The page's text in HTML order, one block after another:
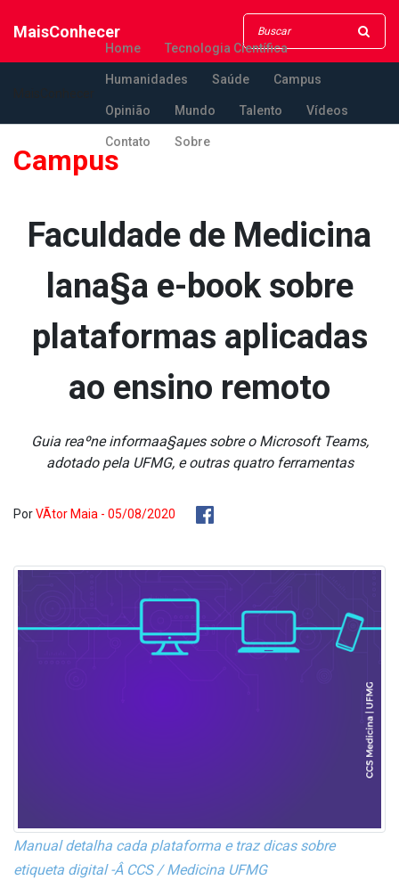
MaisConhecer
Home Tecnologia Científica
Humanidades Saúde Campus
Opinião Mundo Talento Vídeos
Contato Sobre
Campus
Faculdade de Medicina
lana§a e-book sobre
plataformas aplicadas
ao ensino remoto
Guia reaºne informaa§aµes sobre o Microsoft Teams,
adotado pela UFMG, e outras quatro ferramentas
PorVÃ­tor Maia - 05/08/2020
Manual detalha cada plataforma e traz dicas sobre
etiqueta digital -Â CCS / Medicina UFMG